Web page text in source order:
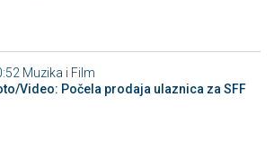
Muzika i Film
Video: Počela prodaja ulaznica za SFF